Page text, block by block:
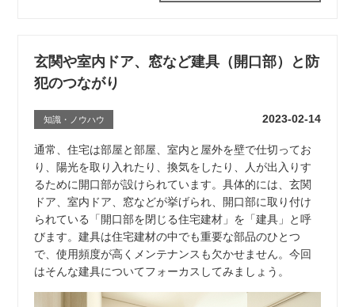
玄関や室内ドア、窓など建具（開口部）と防
犯のつながり
知識・ノウハウ 2023-02-14
通常、住宅は部屋と部屋、室内と屋外を壁で仕切ってお
り、陽光を取り入れたり、換気をしたり、人が出入りす
るために開口部が設けられています。具体的には、玄関
ドア、室内ドア、窓などが挙げられ、開口部に取り付け
られている「開口部を閉じる住宅建材」を「建具」と呼
びます。建具は住宅建材の中でも重要な部品のひとつ
で、使用頻度が高くメンテナンスも欠かせません。今回
はそんな建具についてフォーカスしてみましょう。